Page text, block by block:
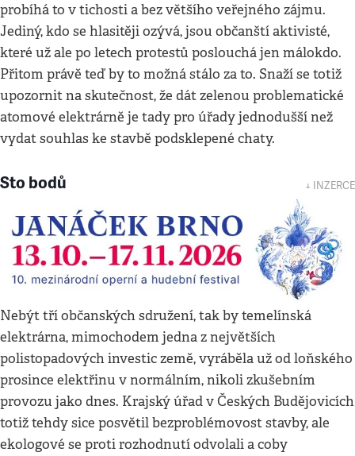
probíhá to v tichosti a bez většího veřejného zájmu.
Jediný, kdo se hlasitěji ozývá, jsou občanští aktivisté,
které už ale po letech protestů poslouchá jen málokdo.
Přitom právě teď by to možná stálo za to. Snaží se totiž
upozornit na skutečnost, že dát zelenou problematické
atomové elektrárně je tady pro úřady jednodušší než
vydat souhlas ke stavbě podsklepené chaty.
Sto bodů ↓ INZERCE
Nebýt tří občanských sdružení, tak by temelínská
elektrárna, mimochodem jedna z největších
polistopadových investic země, vyráběla už od loňského
prosince elektřinu v normálním, nikoli zkušebním
provozu jako dnes. Krajský úřad v Českých Budějovicích
totiž tehdy sice posvětil bezproblémovost stavby, ale
ekologové se proti rozhodnutí odvolali a coby